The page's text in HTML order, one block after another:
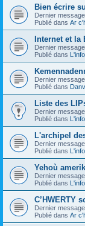
Bien écrire
Dernier
Publié dans Ar
Internet et la
Dernier
Publié dans
Dernier
Publié dans
Liste des
Dernier
Publié dans
L'archipel
Dernier
Publié dans
Yehoù
Dernier
Publié dans
C’HWERTY
Dernier
Publié dans Ar